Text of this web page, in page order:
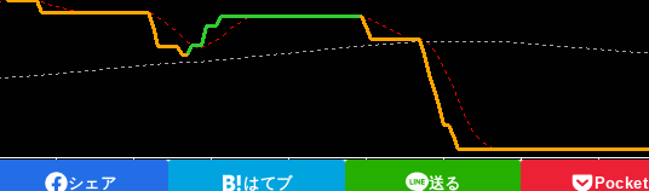
シェア はてブ 送る Pocket